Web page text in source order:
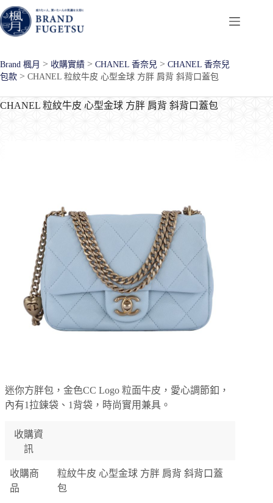
跳
至
主
內
容
Brand 楓月 > 收購實績 > CHANEL 香奈兒 > CHANEL 香奈兒
包款 > CHANEL 粒紋牛皮 心型金球 方胖 肩背 斜背口蓋包
CHANEL 粒紋牛皮 心型金球 方胖 肩背 斜背口蓋包
迷你方胖包，金色CC Logo 粒面牛皮，愛心調節釦，
內有1拉鍊袋、1背袋，時尚實用兼具。
收購資
訊
收購商
品
粒紋牛皮 心型金球 方胖 肩背 斜背口蓋
包